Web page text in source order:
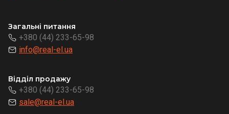
Загальні питання
+380 (44) 233-65-98
info@real-el.ua
Відділ продажу
+380 (44) 233-65-98
sale@real-el.ua